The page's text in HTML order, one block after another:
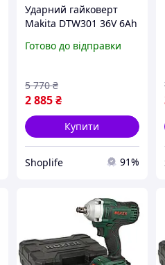
Ударний гайковерт
Makita DTW301 36V 6Ah
набором інструментів,
Готово до відправки
2 885 ₴
5 770 ₴
Купити
Shoplife 91%